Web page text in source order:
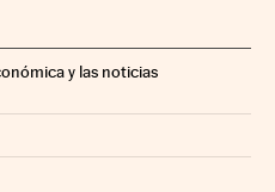
y las noticias
Twitter